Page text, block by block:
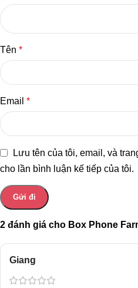
2 đánh giá cho Box Phone
Giang
Tên *
Email *
Lưu tên của tôi, email, và
cho lần bình luận kế tiếp của tôi.